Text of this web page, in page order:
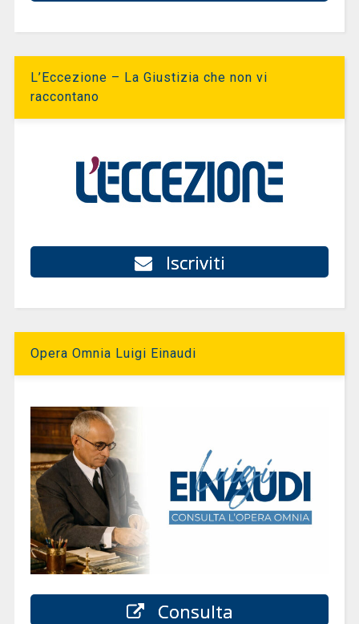
L’Eccezione – La Giustizia che non vi
raccontano
Iscriviti
Opera Omnia Luigi Einaudi
Consulta